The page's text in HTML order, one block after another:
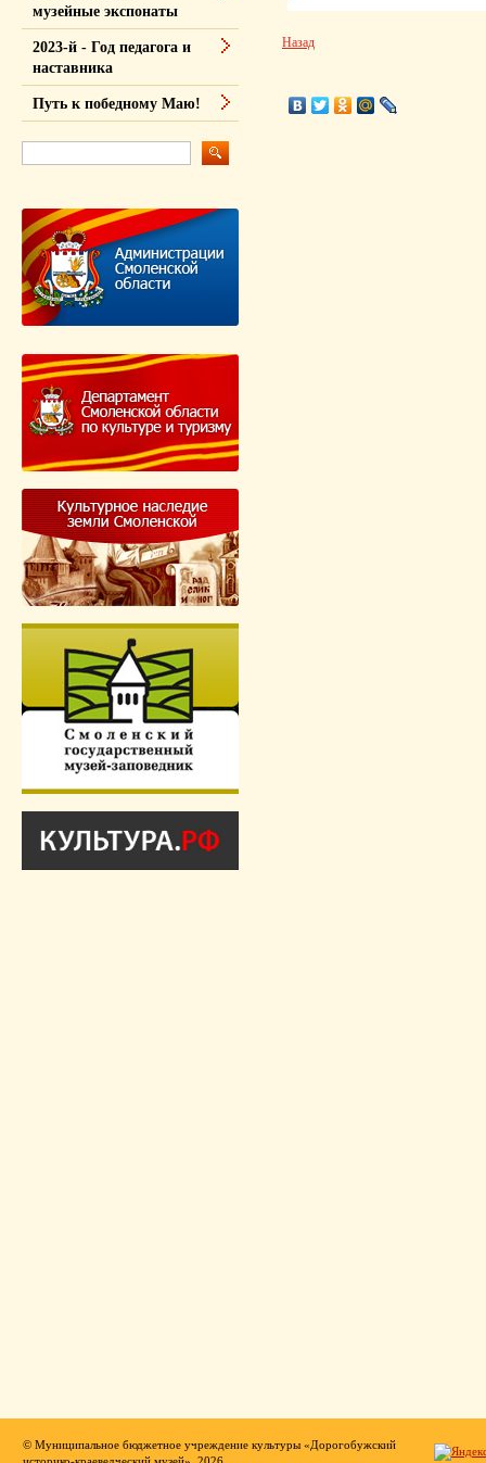
Назад
музейные экспонаты
2023-й - Год педагога и
наставника
Путь к победному Маю!
© Муниципальное бюджетное учреждение культуры «Дорогобужский